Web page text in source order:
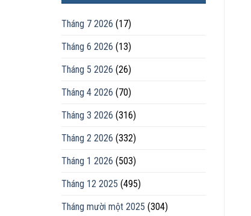
Tháng 7 2026 (17)
Tháng 6 2026 (13)
Tháng 5 2026 (26)
Tháng 4 2026 (70)
Tháng 3 2026 (316)
Tháng 2 2026 (332)
Tháng 1 2026 (503)
Tháng 12 2025 (495)
Tháng mười một 2025 (304)